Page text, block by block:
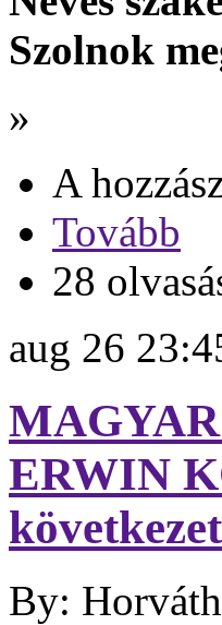
Szolnok
»
A
Tovább
28
aug 26
ERWIN
By: